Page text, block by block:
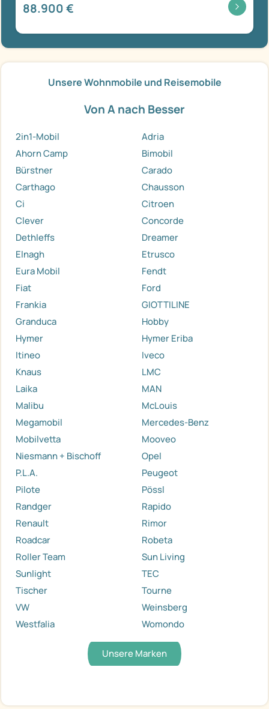
88.900 €
Unsere Wohnmobile und Reisemobile
Von A nach Besser
2in1-Mobil
Adria
Ahorn Camp
Bimobil
Bürstner
Carado
Carthago
Chausson
Ci
Citroen
Clever
Concorde
Dethleffs
Dreamer
Elnagh
Etrusco
Eura Mobil
Fendt
Fiat
Ford
Frankia
GIOTTILINE
Granduca
Hobby
Hymer
Hymer Eriba
Itineo
Iveco
Knaus
LMC
Laika
MAN
Malibu
McLouis
Megamobil
Mercedes-Benz
Mobilvetta
Mooveo
Niesmann + Bischoff
Opel
P.L.A.
Peugeot
Pilote
Pössl
Randger
Rapido
Renault
Rimor
Roadcar
Robeta
Roller Team
Sun Living
Sunlight
TEC
Tischer
Tourne
VW
Weinsberg
Westfalia
Womondo
Unsere Marken